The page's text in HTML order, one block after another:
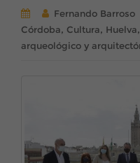
Fernando Barroso
Córdoba, Cultura, Huelva,
arqueológico y